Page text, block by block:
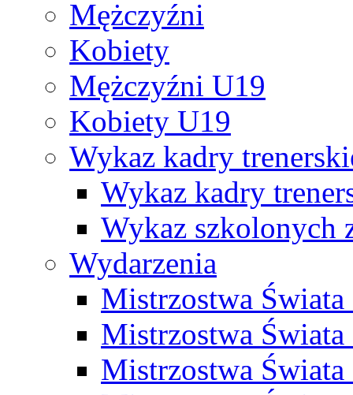
Mężczyźni
Kobiety
Mężczyźni U19
Kobiety U19
Wykaz kadry
Wykaz kadry
Wykaz szkolonych
Wydarzenia
Mistrzostwa
Mistrzostwa
Mistrzostwa